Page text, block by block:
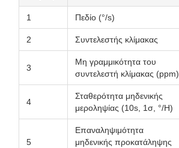
1 Πεδίο (°/s)
2 Συντελεστής κλίμακας
3
Μη γραμμικότητα του
συντελεστή κλίμακας (ppm)
4
Σταθερότητα μηδενικής
μεροληψίας (10s, 1σ, °/H)
5
Επαναληψιμότητα
μηδενικής προκατάληψης